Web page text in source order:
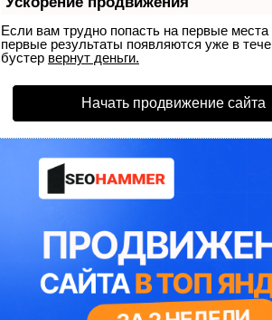
Если вам трудно попасть на первые
первые результаты появляются уже в
бустер вернут деньги.
Начать продвижение сайта